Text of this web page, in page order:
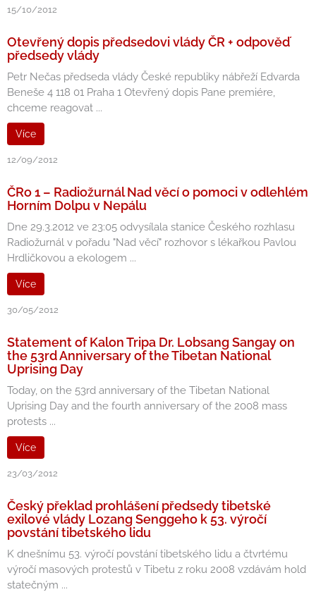
15/10/2012
Otevřený dopis předsedovi vlády ČR + odpověď
předsedy vlády
Petr Nečas předseda vlády České republiky nábřeží Edvarda
Beneše 4 118 01 Praha 1 Otevřený dopis Pane premiére,
chceme reagovat ...
Více
12/09/2012
ČRo 1 – Radiožurnál Nad věcí o pomoci v odlehlém
Horním Dolpu v Nepálu
Dne 29.3.2012 ve 23:05 odvysílala stanice Českého rozhlasu
Radiožurnál v pořadu "Nad věcí" rozhovor s lékařkou Pavlou
Hrdličkovou a ekologem ...
Více
30/05/2012
Statement of Kalon Tripa Dr. Lobsang Sangay on
the 53rd Anniversary of the Tibetan National
Uprising Day
Today, on the 53rd anniversary of the Tibetan National
Uprising Day and the fourth anniversary of the 2008 mass
protests ...
Více
23/03/2012
Český překlad prohlášení předsedy tibetské
exilové vlády Lozang Senggeho k 53. výročí
povstání tibetského lidu
K dnešnímu 53. výročí povstání tibetského lidu a čtvrtému
výročí masových protestů v Tibetu z roku 2008 vzdávám hold
statečným ...